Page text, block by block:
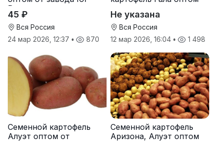
Руси
45 ₽
Вся Россия
24 мар 2026, 12:37 • 870
Не указана
Вся Россия
12 мар 2026, 16:04 • 1 498
Семенной картофель
Алуэт оптом от
Семенной картофель
Аризона, Алуэт оптом